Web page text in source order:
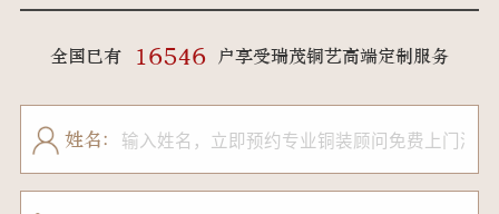
全国已有 16546 户享受瑞茂铜艺高端定制服务
姓名: